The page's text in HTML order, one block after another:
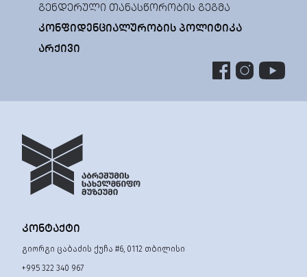
ᲒᲔᲜᲓᲔᲠᲣᲚᲘ ᲗᲐᲜᲐᲡᲬᲝᲠᲝᲑᲘᲡ ᲒᲔᲒᲛᲐ
ᲙᲝᲜᲤᲘᲓᲔᲜᲪᲘᲐᲚᲣᲠᲝᲑᲘᲡ ᲞᲝᲚᲘᲢᲘᲙᲐ
ᲐᲠᲥᲘᲕᲘ
ᲙᲝᲜᲢᲐᲥᲢᲘ
გიორგი ცაბაძის ქუჩა #6, 0112 თბილისი
+995 322 340 967